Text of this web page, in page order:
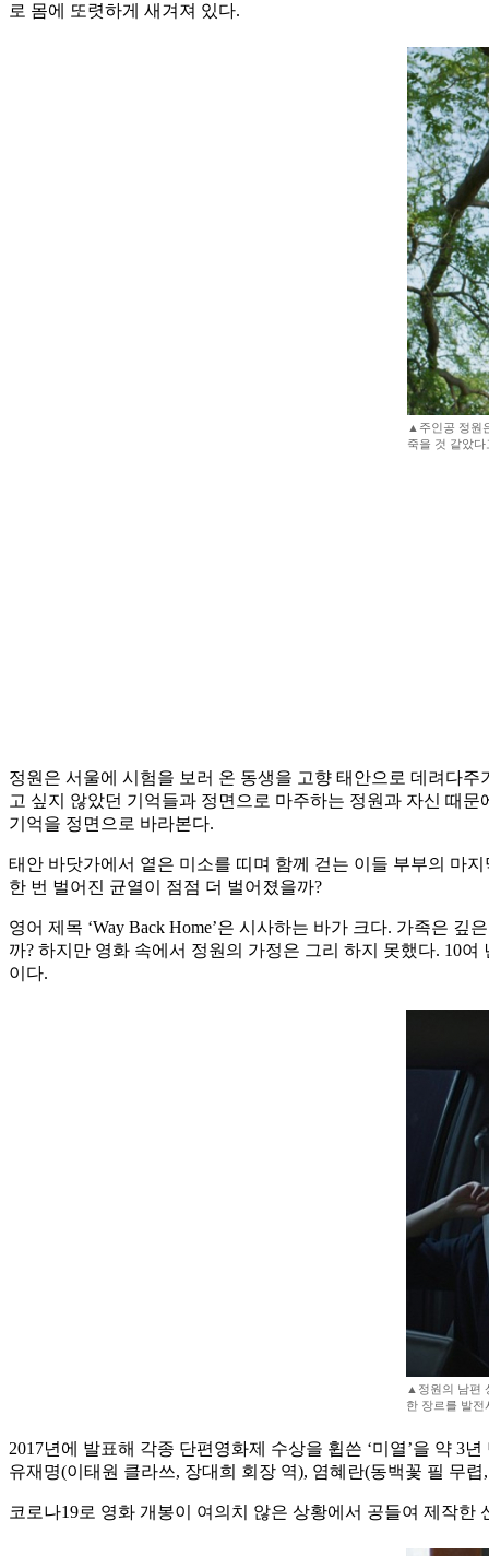
로 몸에 또렷하게 새겨져 있다.
▲주인공 정원
죽을 것 같았
정원은 서울에 시험을 보러 온 동생을 고향 태안으로 데려다
고 싶지 않았던 기억들과 정면으로 마주하는 정원과 자신 때
기억을 정면으로 바라본다.
태안 바닷가에서 옅은 미소를 띠며 함께 걷는 이들 부부의 마
한 번 벌어진 균열이 점점 더 벌어졌을까?
영어 제목 ‘Way Back Home’은 시사하는 바가 크다. 가족은
까? 하지만 영화 속에서 정원의 가정은 그리 하지 못했다. 10
이다.
▲정원의 남편
한 장르를 발
2017년에 발표해 각종 단편영화제 수상을 휩쓴 ‘미열’을 약 3
유재명(이태원 클라쓰, 장대희 회장 역), 염혜란(동백꽃 필 무
코로나19로 영화 개봉이 여의치 않은 상황에서 공들여 제작